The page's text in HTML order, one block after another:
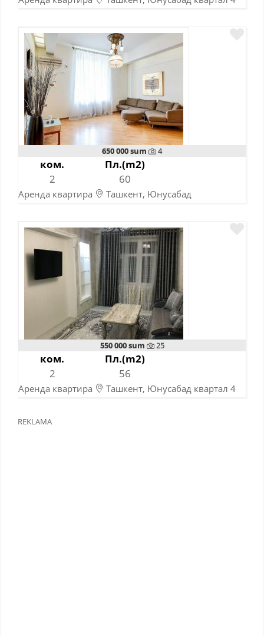
650 000 sum 4
ком.
2
Пл.(m2)
60
Аренда квартира
Ташкент, Юнусабад
10-11-2023
550 000 sum 25
ком.
2
Пл.(m2)
56
Аренда квартира Ташкент, Юнусабад квартал 4
REKLAMA